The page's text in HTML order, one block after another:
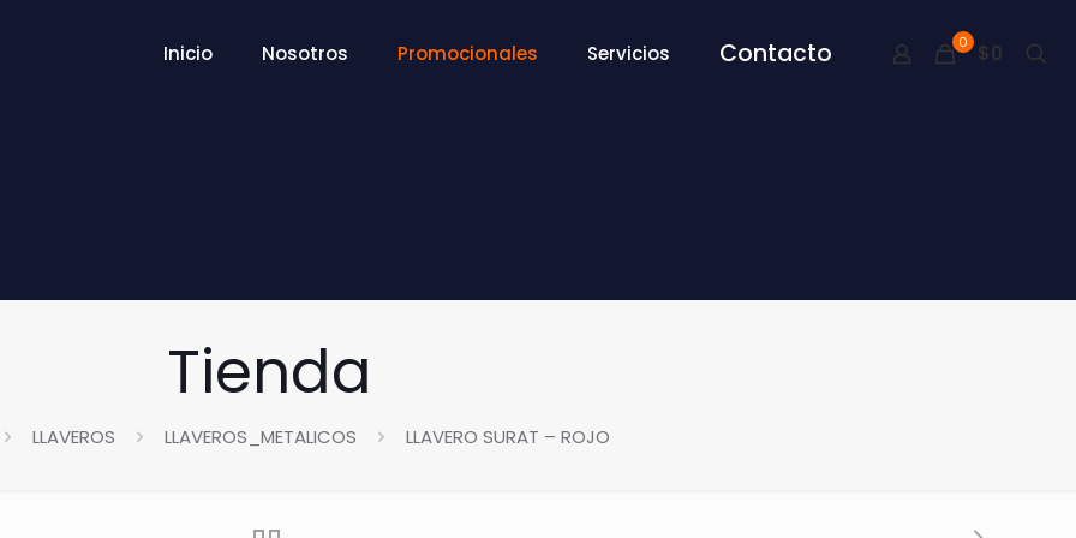
Inicio Nosotros Promocionales Servicios Contacto 0 $0
Tienda
LLAVEROS LLAVEROS_METALICOS LLAVERO SURAT – ROJO